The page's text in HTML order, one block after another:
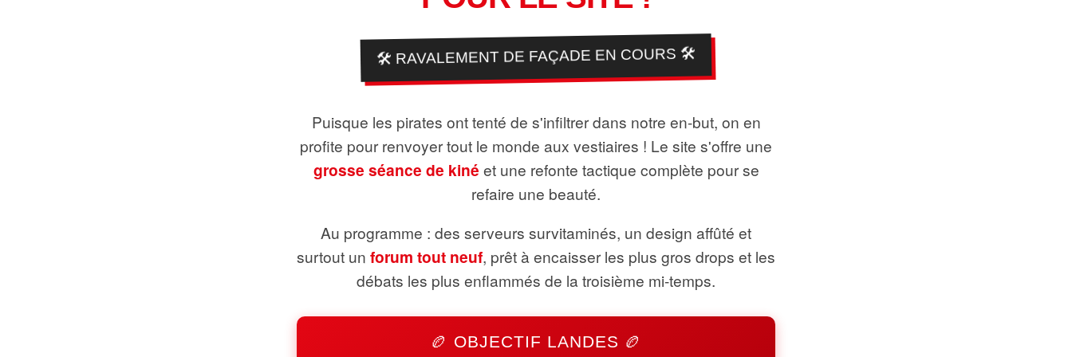
🛠️ RAVALEMENT DE FAÇADE EN COURS 🛠️
Puisque les pirates ont tenté de s'infiltrer dans notre en-but, on en
profite pour renvoyer tout le monde aux vestiaires ! Le site s'offre une
grosse séance de kiné et une refonte tactique complète pour se
refaire une beauté.
Au programme : des serveurs survitaminés, un design affûté et
surtout un forum tout neuf, prêt à encaisser les plus gros drops et les
débats les plus enflammés de la troisième mi-temps.
🏉 OBJECTIF LANDES 🏉